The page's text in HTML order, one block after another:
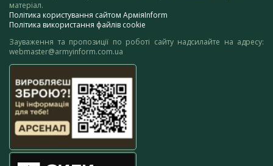
матеріал.
Політика користування сайтом АрміяInform
Політика використання файлів cookie
Зауваження та пропозиції по роботі сайту надсилайте на адресу:
webmaster@armyinform.com.ua